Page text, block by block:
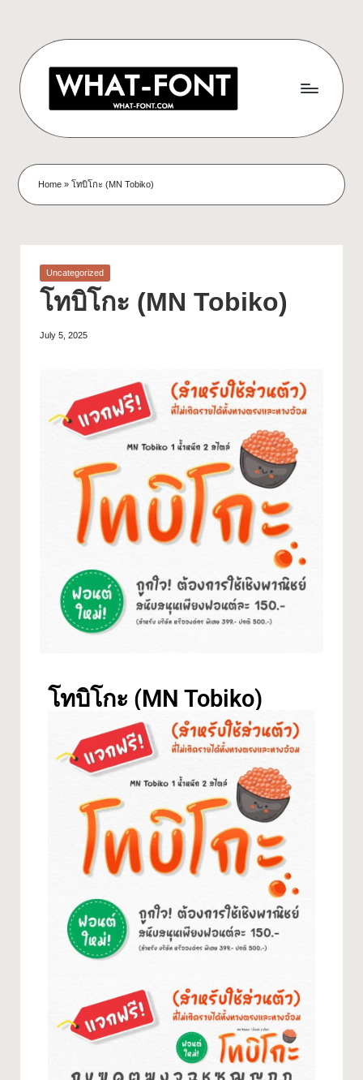
Home »โทบิโกะ (MN Tobiko)
Uncategorized
โทบิโกะ (MN Tobiko)
July 5, 2025
โทบิโกะ (MN Tobiko)